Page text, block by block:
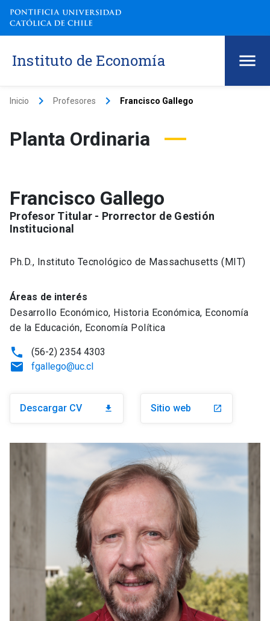
Instituto de Economía
Inicio keyboard_arrow_right Profesores keyboard_arrow_right Francisco Gallego
Planta Ordinaria
Francisco Gallego
Profesor Titular - Prorrector de Gestión
Institucional
Ph.D., Instituto Tecnológico de Massachusetts (MIT)
Áreas de interés
Desarrollo Económico, Historia Económica, Economía
de la Educación, Economía Política
phone (56-2) 2354 4303
email fgallego@uc.cl
Descargar CV download Sitio web launch